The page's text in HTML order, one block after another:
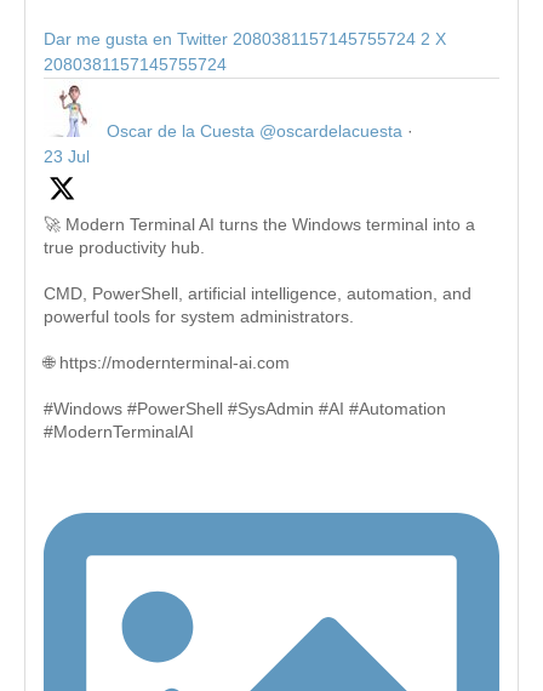
Dar me gusta en Twitter 2080381157145755724 2 X
2080381157145755724
Oscar de la Cuesta @oscardelacuesta ·
23 Jul
🚀 Modern Terminal AI turns the Windows terminal into a
true productivity hub.
CMD, PowerShell, artificial intelligence, automation, and
powerful tools for system administrators.
🌐 https://modernterminal-ai.com
#Windows #PowerShell #SysAdmin #AI #Automation
#ModernTerminalAI